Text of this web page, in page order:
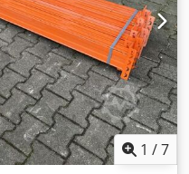
vragen u begrip te
gezien de leeftijd
aan bedrijven of
* Wij spreken: * Grieks /
* Russisch / My
*
* E-mail: * * Intern
1 /7